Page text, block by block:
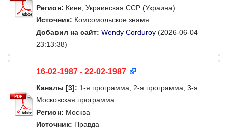
Регион: Киев, Украинская ССР (Украина)
Источник: Комсомольское знамя
Добавил на сайт: Wendy Corduroy (2026-06-04
23:13:38)
16-02-1987 - 22-02-1987
Каналы [3]: 1-я программа, 2-я программа, 3-я
Московская программа
Регион: Москва
Источник: Правда